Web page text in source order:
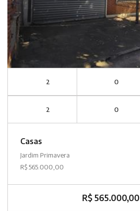
2 0
2 0
Casas
Jardim Primavera
R$ 565.000,00
R$ 565.000,00